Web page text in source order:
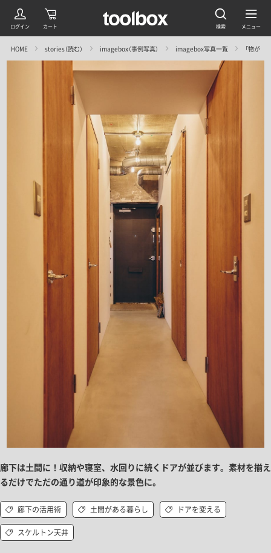
HOME stories（読む） imagebox（事例写真） imagebox写真一覧 「物が多
廊下は土間に！収納や寝室、水回りに続くドアが並びます。素材を揃え
るだけでただの通り道が印象的な景色に。
廊下の活用術 土間がある暮らし ドアを変える
スケルトン天井